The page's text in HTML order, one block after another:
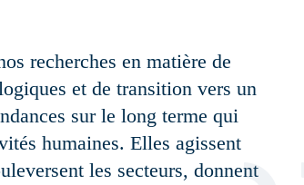
recherches en matière de
et de transition vers un
sur le long terme qui
humaines. Elles agissent
les secteurs, donnent